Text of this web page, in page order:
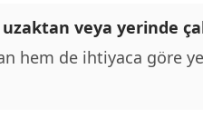
veya yerinde
hem de ihtiyaca göre